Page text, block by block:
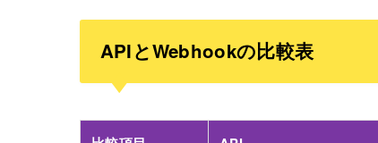
APIとWebhookの比較表